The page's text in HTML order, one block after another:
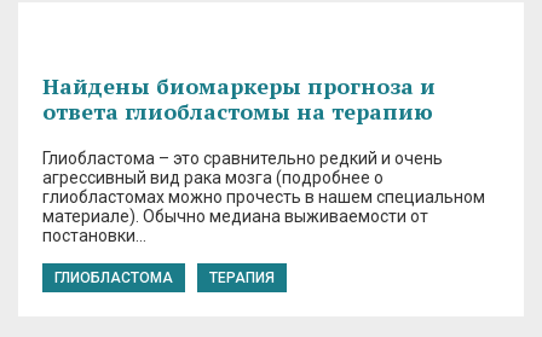
Найдены биомаркеры прогноза и
ответа глиобластомы на терапию
Глиобластома – это сравнительно редкий и очень
агрессивный вид рака мозга (подробнее о
глиобластомах можно прочесть в нашем специальном
материале). Обычно медиана выживаемости от
постановки…
ГЛИОБЛАСТОМА ТЕРАПИЯ